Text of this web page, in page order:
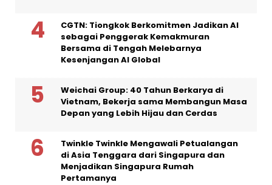
CGTN: Tiongkok Berkomitmen Jadikan AI
sebagai Penggerak Kemakmuran
Bersama di Tengah Melebarnya
Kesenjangan AI Global
Weichai Group: 40 Tahun Berkarya di
Vietnam, Bekerja sama Membangun Masa
Depan yang Lebih Hijau dan Cerdas
Twinkle Twinkle Mengawali Petualangan
di Asia Tenggara dari Singapura dan
Menjadikan Singapura Rumah
Pertamanya